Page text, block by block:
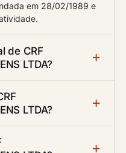
em 28/02/1989 e
de CRF
LTDA?
LTDA?